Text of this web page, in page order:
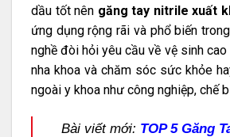
dầu tốt nên găng tay nitrile xuất
ứng dụng rộng rãi và phổ biến
nghề đòi hỏi yêu cầu về vệ sinh
nha khoa và chăm sóc sức khỏe
ngoài y khoa như công nghiệp, chế
Bài viết mới: TOP 5 Găng